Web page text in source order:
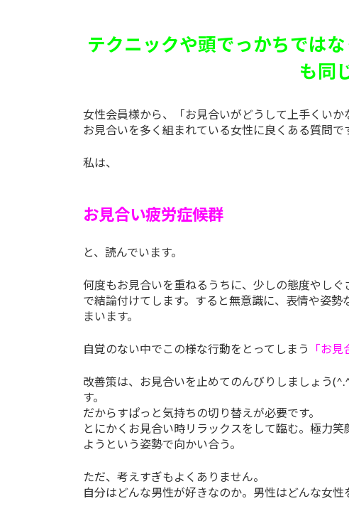
テクニックや頭でっかちでは
も同
女性会員様から、「お見合いがどうして上手くいか
お見合いを多く組まれている女性に良くある質問で
私は、
お見合い疲労症候群
と、読んでいます。
何度もお見合いを重ねるうちに、少しの態度やし
で結論付けてします。すると無意識に、表情や姿
まいます。
自覚のない中でこの様な行動をとってしまう 「お
改善策は、お見合いを止めてのんびりしましょう
す。
だからすぱっと気持ちの切り替えが必要です。
とにかくお見合い時リラックスをして臨む。極力
ようという姿勢で向かい合う。
ただ、考えすぎもよくありません。
自分はどんな男性が好きなのか。男性はどんな女性